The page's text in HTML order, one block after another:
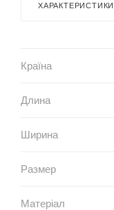
ХАРАКТЕРИСТИКИ
Країна
Длина
Ширина
Размер
Матеріал